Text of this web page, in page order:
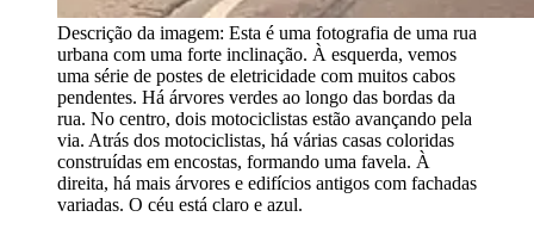
Descrição da imagem: Esta é uma fotografia de uma rua
urbana com uma forte inclinação. À esquerda, vemos
uma série de postes de eletricidade com muitos cabos
pendentes. Há árvores verdes ao longo das bordas da
rua. No centro, dois motociclistas estão avançando pela
via. Atrás dos motociclistas, há várias casas coloridas
construídas em encostas, formando uma favela. À
direita, há mais árvores e edifícios antigos com fachadas
variadas. O céu está claro e azul.